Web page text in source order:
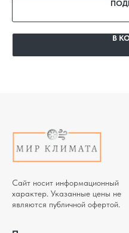
В
Сайт носит информационный
характер. Указанные цены не
являются публичной офертой.